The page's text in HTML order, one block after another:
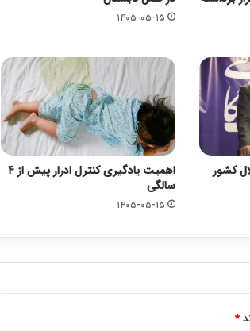
۱۴۰۵-۰۵-۱۵
کشور
اهمیت یادگیری کنترل ادرار پیش از ۴
سالگی
۱۴۰۵-۰۵-۱۵
*